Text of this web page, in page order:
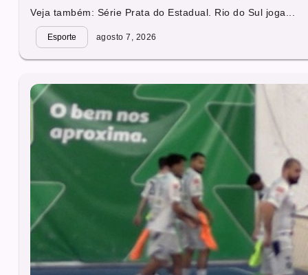
Veja também: Série Prata do Estadual. Rio do Sul joga...
Esporte agosto 7, 2026